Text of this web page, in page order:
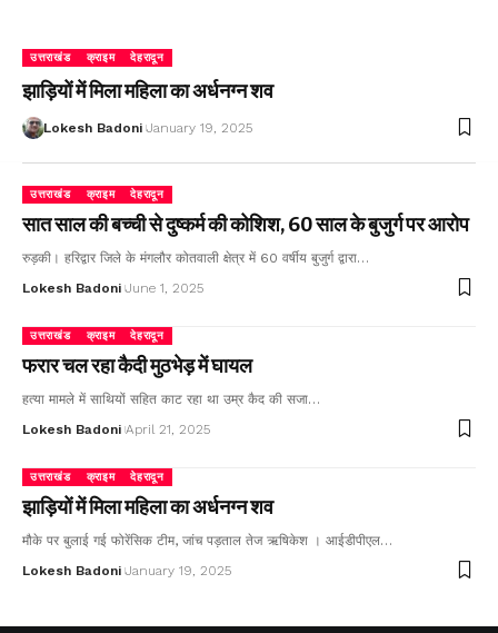
उत्तराखंड क्राइम देहरादून
झाड़ियों में मिला महिला का अर्धनग्न शव
Lokesh Badoni January 19, 2025
उत्तराखंड क्राइम देहरादून
सात साल की बच्ची से दुष्कर्म की कोशिश, 60 साल के बुजुर्ग पर आरोप
रुड़की। हरिद्वार जिले के मंगलौर कोतवाली क्षेत्र में 60 वर्षीय बुजुर्ग द्वारा…
Lokesh Badoni June 1, 2025
उत्तराखंड क्राइम देहरादून
फरार चल रहा कैदी मुठभेड़ में घायल
हत्या मामले में साथियों सहित काट रहा था उम्र कैद की सजा…
Lokesh Badoni April 21, 2025
उत्तराखंड क्राइम देहरादून
झाड़ियों में मिला महिला का अर्धनग्न शव
मौके पर बुलाई गई फोरेंसिक टीम, जांच पड़ताल तेज ऋषिकेश । आईडीपीएल…
Lokesh Badoni January 19, 2025